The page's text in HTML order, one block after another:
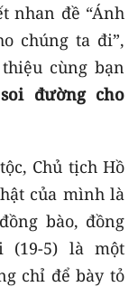
nhan đề “Ánh
chúng ta đi”,
cùng bạn
đường cho
Chủ tịch Hồ
của mình là
bào, đồng
(19-5) là một
chỉ để bày tỏ